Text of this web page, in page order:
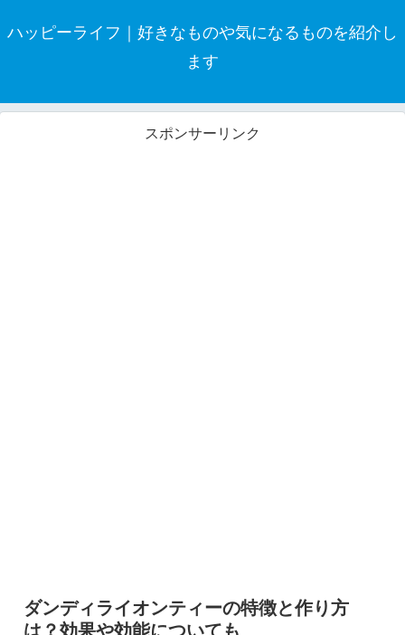
ハッピーライフ｜好きなものや気になるものを紹介し
ます
スポンサーリンク
ダンディライオンティーの特徴と作り方
は？効果や効能についても